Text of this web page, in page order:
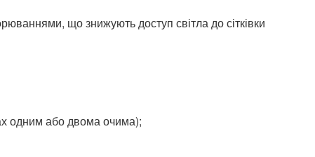
що знижують доступ світла до сітківки
одним або двома очима);